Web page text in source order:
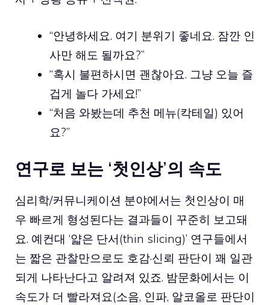
“안녕하세요. 여기 분위기 좋네요. 잠깐 인
사만 해도 될까요?”
“혹시 불편하시면 괜찮아요. 그냥 오늘 즐
겁게 놀다 가세요!”
“처음 와봤는데 추천 메뉴(칵테일) 있어
요?”
연구로 보는 ‘첫인상’의 속도
심리학/커뮤니케이션 분야에서는 첫인상이 매
우 빠르게 형성된다는 결과들이 꾸준히 보고돼
요. 예컨대 ‘얇은 단서(thin slicing)’ 연구들에서
는 짧은 관찰만으로도 호감·신뢰 판단이 꽤 일관
되게 나타난다고 알려져 있죠. 밤문화에서는 이
속도가 더 빨라져요(소음, 인파, 알코올로 판단이